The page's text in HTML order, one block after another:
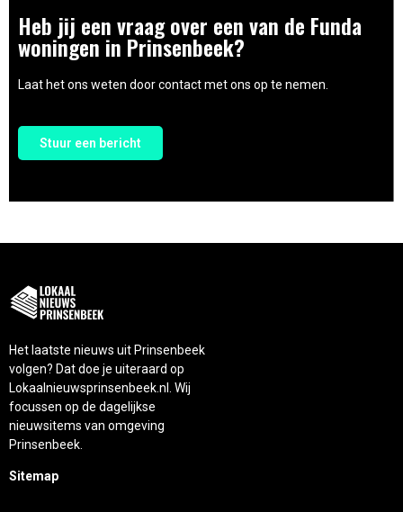
Heb jij een vraag over een van de Funda
woningen in Prinsenbeek?
Laat het ons weten door contact met ons op te nemen.
Stuur een bericht
Het laatste nieuws uit Prinsenbeek
volgen? Dat doe je uiteraard op
Lokaalnieuwsprinsenbeek.nl. Wij
focussen op de dagelijkse
nieuwsitems van omgeving
Prinsenbeek.
Sitemap